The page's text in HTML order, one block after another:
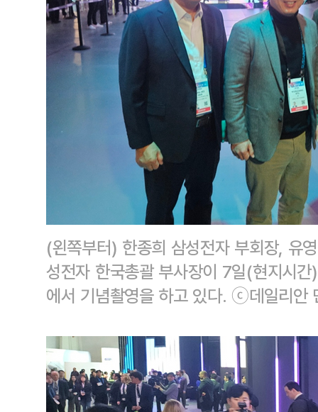
(왼쪽부터) 한종희 삼성전자 부회장, 유
성전자 한국총괄 부사장이 7일(현지시
에서 기념촬영을 하고 있다. ⓒ데일리안